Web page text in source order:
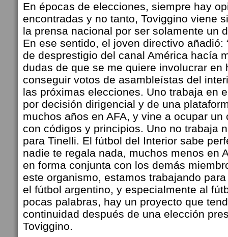
En épocas de elecciones, siempre hay
encontradas y no tanto, Toviggino viene
la prensa nacional por ser solamente un
En ese sentido, el joven directivo añadió:
de desprestigio del canal América hacía
dudas de que se me quiere involucrar en
conseguir votos de asambleístas del
las próximas elecciones. Uno trabaja en
por decisión dirigencial y de una
muchos años en AFA, y vine a ocupar un
con códigos y principios. Uno no trabaja
para Tinelli. El fútbol del Interior sabe
nadie te regala nada, muchos menos en
en forma conjunta con los demás
este organismo, estamos trabajando
el fútbol argentino, y especialmente al
pocas palabras, hay un proyecto que
continuidad después de una elección
Toviggino.